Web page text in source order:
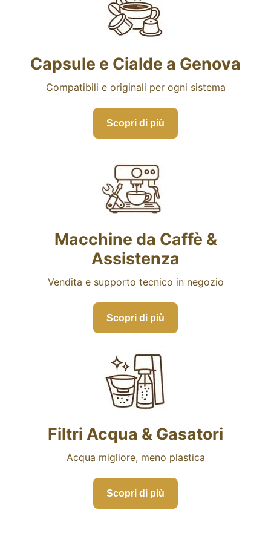
Capsule e Cialde a Genova
Compatibili e originali per ogni sistema
Scopri di più
Macchine da Caffè &
Assistenza
Vendita e supporto tecnico in negozio
Scopri di più
Filtri Acqua & Gasatori
Acqua migliore, meno plastica
Scopri di più